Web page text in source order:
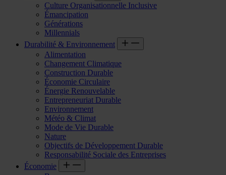
Culture Organisationnelle Inclusive
Émancipation
Générations
Millennials
Durabilité & Environnement
Alimentation
Changement Climatique
Construction Durable
Économie Circulaire
Énergie Renouvelable
Entrepreneuriat Durable
Environnement
Météo & Climat
Mode de Vie Durable
Nature
Objectifs de Développement Durable
Responsabilité Sociale des Entreprises
Économie